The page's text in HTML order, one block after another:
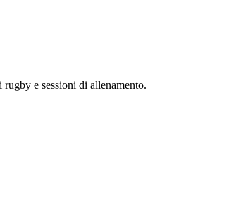
e sessioni di allenamento.